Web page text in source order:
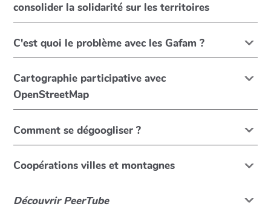
consolider la solidarité sur les territoires
C'est quoi le problème avec les Gafam ?
Cartographie participative avec
OpenStreetMap
Comment se dégoogliser ?
Coopérations villes et montagnes
Découvrir PeerTube